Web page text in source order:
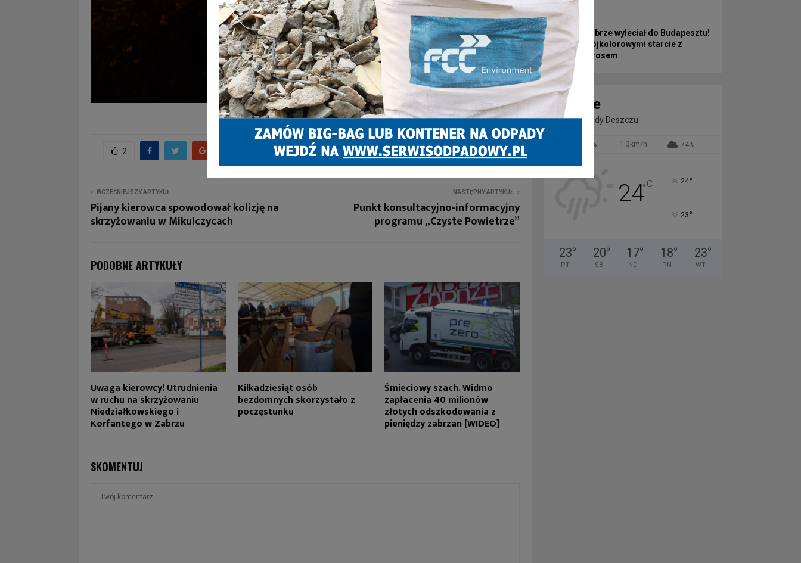
2
WCZEŚNIEJSZY ARTYKUŁ
Pijany kierowca spowodował kolizję na
skrzyżowaniu w Mikulczycach
NASTĘPNY ARTYKUŁ
Punkt konsultacyjno-informacyjny
programu „Czyste Powietrze”
PODOBNE ARTYKUŁY
Uwaga kierowcy! Utrudnienia
w ruchu na skrzyżowaniu
Niedziałkowskiego i
Korfantego w Zabrzu
Kilkadziesiąt osób
bezdomnych skorzystało z
poczęstunku
Śmieciowy szach. Widmo
zapłacenia 40 milionów
złotych odszkodowania z
pieniędzy zabrzan [WIDEO]
SKOMENTUJ
aresztu
Górnik Zabrze wyleciał do Budapesztu!
Przed Trójkolorowymi starcie z
Ferencvárosem
Zabrze
Słabe Opady Deszczu
62% 1.3km/h 74%
24°C 24°
23°
23°
PT
20°
SB
17°
ND
18°
PN
23°
WT